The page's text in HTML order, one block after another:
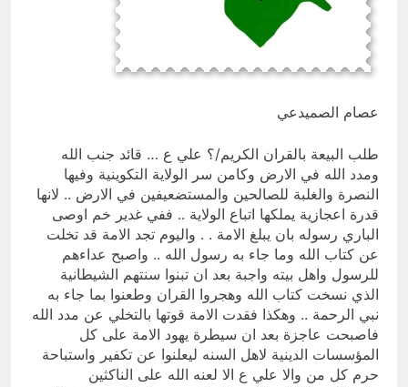
الظلم والظلام والمادة المظلمة
12 ساعة Ago
عصام الصميدعي
طلب البيعة بالقران الكريم/؟ علي ع … قائد جنب الله
ومدد الله في الارض وكامن سر الولاية التكوينية وفيها
النصرة والغلبة للصالحين والمستضعيفين في الارض .. لانها
قدرة اعجازية يملكها اتباع الولاية .. ففي غدير خم اوصى
الباري رسوله بان يبلغ الامة . . واليوم تجد الامة قد تخلت
عن كتاب الله وما جاء به رسول الله .. واصبح عداءهم
للرسول واهل بيته واجبة بعد ان تبنوا سنتهم الشيطانية
الذي نسخت كتاب الله وهجروا القران وطعنوا بما جاء به
نبي الرحمة .. وهكذا فقدت الامة قوتها بالتخلي عن مدد الله
فاصبحت عاجزة بعد ان سيطرة يهود الامة على كل
المؤسسات الدينية لاهل السنه ليعلنوا عن تكفير واستباحة
حرم كل من والا علي ع الا لعنه الله على الناكثين